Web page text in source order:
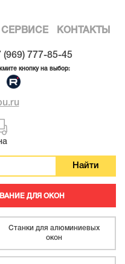
СЕРВИСЕ КОНТАКТЫ
(969) 777-85-45
кнопку на выбор:
ДЛЯ ОКОН
Станки для алюминиевых
окон